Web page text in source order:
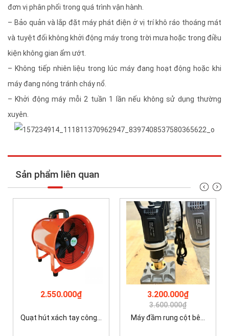
đơn vị phân phối trong quá trình vận hành.
– Bảo quản và lắp đặt máy phát điện ở vị trí khô ráo thoáng mát
và tuyệt đối không khởi động máy trong trời mưa hoặc trong điều
kiện không gian ẩm ướt.
– Không tiếp nhiên liệu trong lúc máy đang hoạt động hoặc khi
máy đang nóng tránh cháy nổ.
– Khởi động máy mỗi 2 tuần 1 lần nếu không sử dụng thường
xuyên.
Sản phẩm liên quan
2.550.000₫
Quạt hút xách tay công...
3.200.000₫
3.600.000₫
Máy đầm rung cột bê...